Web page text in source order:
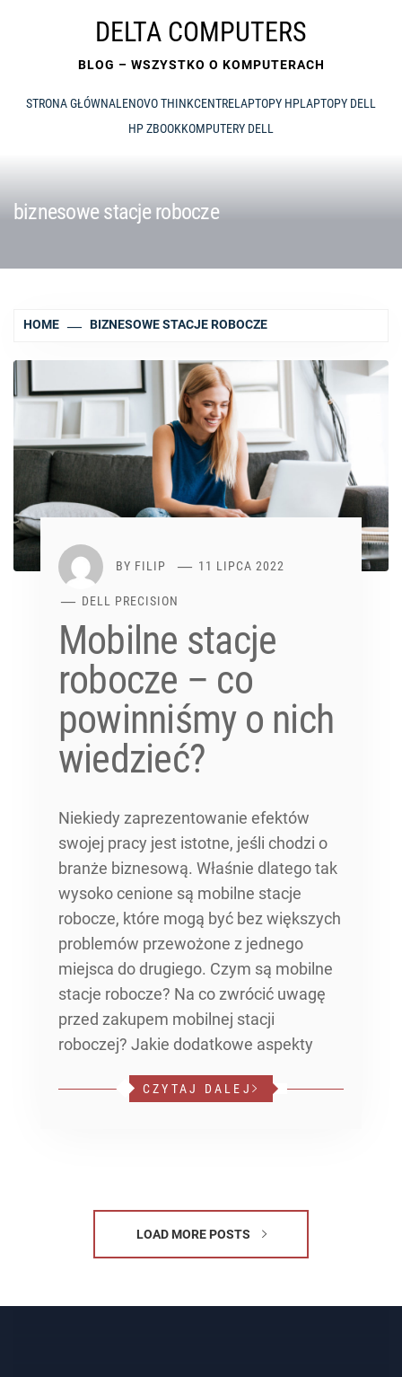
DELTA COMPUTERS
BLOG – WSZYSTKO O KOMPUTERACH
STRONA GŁÓWNALENOVO THINKCENTRELAPTOPY HPLAPTOPY DELL
HP ZBOOKKOMPUTERY DELL
biznesowe stacje robocze
HOME BIZNESOWE STACJE ROBOCZE
BY FILIP 11 LIPCA 2022
DELL PRECISION
Mobilne stacje
robocze – co
powinniśmy o nich
wiedzieć?
Niekiedy zaprezentowanie efektów
swojej pracy jest istotne, jeśli chodzi o
branże biznesową. Właśnie dlatego tak
wysoko cenione są mobilne stacje
robocze, które mogą być bez większych
problemów przewożone z jednego
miejsca do drugiego. Czym są mobilne
stacje robocze? Na co zwrócić uwagę
przed zakupem mobilnej stacji
roboczej? Jakie dodatkowe aspekty
CZYTAJ DALEJ
LOAD MORE POSTS